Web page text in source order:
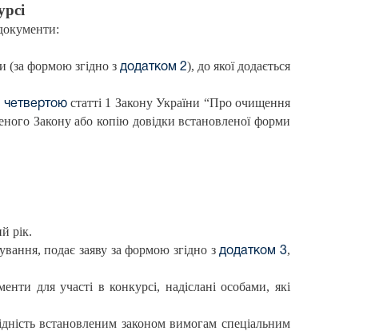
(за формою згідно з додатком 2), до якої додається
четвертоюстатті 1 Закону України “Про очищення
Закону або копію довідки встановленої форми
рік.
подає заяву за формою згідно здодатком 3,
для участі в конкурсі, надіслані особами, які
встановленим законом вимогам спеціальним